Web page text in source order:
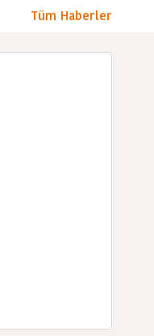
Tüm Haberler